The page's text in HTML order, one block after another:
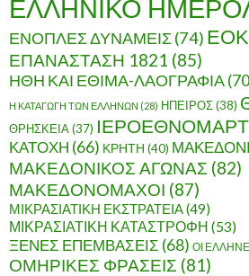
ΕΛΛΗΝΙΚΟ
ΕΝΟΠΛΕΣ ΔΥΝΑΜΕΙΣ(74)
ΕΠΑΝΑΣΤΑΣΗ 1821 (85)
ΗΘΗ ΚΑΙ ΕΘΙΜΑ-ΛΑΟΓΡΑΦΙΑ
Η ΚΑΤΑΓΩΓΗ ΤΩΝ ΕΛΛΗΝΩΝ (28) ΗΠΕΙΡΟΣ(38)
ΘΡΗΣΚΕΙΑ(37)
ΚΑΤΟΧΗ (66) ΚΡΗΤΗ (40)
ΜΑΚΕΔΟΝΙΚΟΣ ΑΓΩΝΑΣ (82)
ΜΑΚΕΔΟΝΟΜΑΧΟΙ (87)
ΜΙΚΡΑΣΙΑΤΙΚΗ ΕΚΣΤΡΑΤΕΙΑ(49)
ΜΙΚΡΑΣΙΑΤΙΚΗ ΚΑΤΑΣΤΡΟΦΗ (53)
ΞΕΝΕΣ ΕΠΕΜΒΑΣΕΙΣ (68) ΟΙ
ΟΜΗΡΙΚΕΣ ΦΡΑΣΕΙΣ (81)